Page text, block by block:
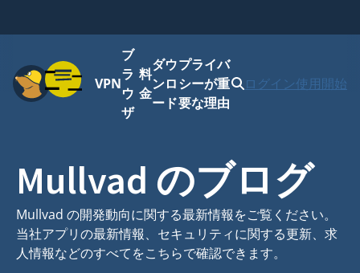
ニュー
VPN
ブ
ラ
ウ
ザ
料
金
ダウ
ンロ
ード
プライバ
シーが重
要な理由
ログイン使用開始
Mullvad のブログ
Mullvad の開発動向に関する最新情報をご覧ください。
当社アプリの最新情報、セキュリティに関する更新、求
人情報などのすべてをこちらで確認できます。